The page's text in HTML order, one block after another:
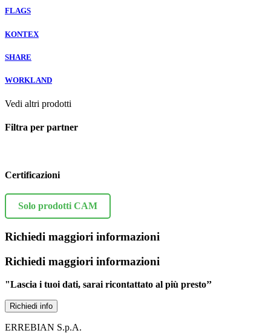
FLAGS
KONTEX
SHARE
WORKLAND
Vedi altri prodotti
Filtra per partner
Certificazioni
Solo prodotti CAM
Richiedi maggiori informazioni
Richiedi maggiori informazioni
"Lascia i tuoi dati, sarai ricontattato al più presto’’
Richiedi info
ERREBIAN S.p.A.